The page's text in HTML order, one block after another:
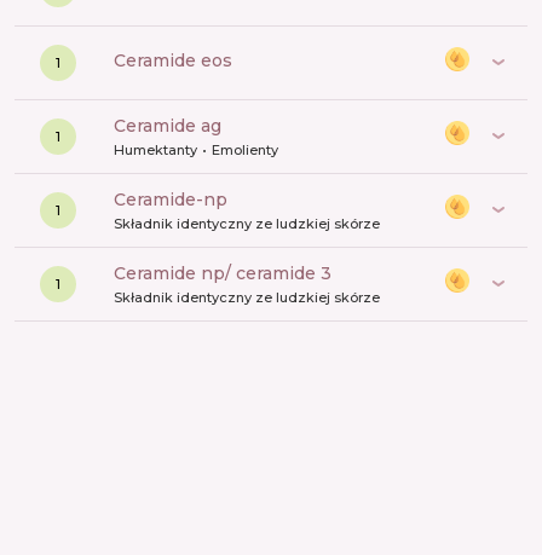
1 ceramide eos
1 ceramide ag
Humektanty Emolienty
1 ceramide-np
Składnik identyczny ze ludzkiej skórze
1 ceramide np/ ceramide 3
Składnik identyczny ze ludzkiej skórze